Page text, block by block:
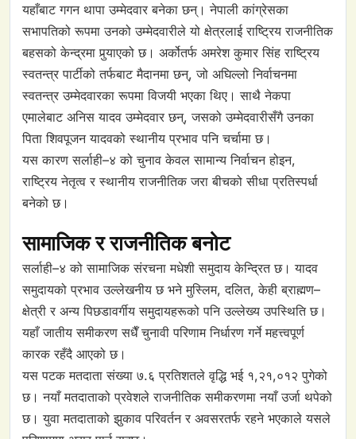
यहाँबाट गगन थापा उम्मेदवार बनेका छन्। नेपाली कांग्रेसका
सभापतिको रूपमा उनको उम्मेदवारीले यो क्षेत्रलाई राष्ट्रिय राजनीतिक
बहसको केन्द्रमा पुर्‍याएको छ। अर्कोतर्फ अमरेश कुमार सिंह राष्ट्रिय
स्वतन्त्र पार्टीको तर्फबाट मैदानमा छन्, जो अघिल्लो निर्वाचनमा
स्वतन्त्र उम्मेदवारका रूपमा विजयी भएका थिए। साथै नेकपा
एमालेबाट अनिस यादव उम्मेदवार छन्, जसको उम्मेदवारीसँगै उनका
पिता शिवपूजन यादवको स्थानीय प्रभाव पनि चर्चामा छ।
यस कारण सर्लाही–४ को चुनाव केवल सामान्य निर्वाचन होइन,
राष्ट्रिय नेतृत्व र स्थानीय राजनीतिक जरा बीचको सीधा प्रतिस्पर्धा
बनेको छ।
सामाजिक र राजनीतिक बनोट
सर्लाही–४ को सामाजिक संरचना मधेशी समुदाय केन्द्रित छ। यादव
समुदायको प्रभाव उल्लेखनीय छ भने मुस्लिम, दलित, केही ब्राह्मण–
क्षेत्री र अन्य पिछडावर्गीय समुदायहरूको पनि उल्लेख्य उपस्थिति छ।
यहाँ जातीय समीकरण सधैँ चुनावी परिणाम निर्धारण गर्ने महत्त्वपूर्ण
कारक रहँदै आएको छ।
यस पटक मतदाता संख्या ७.६ प्रतिशतले वृद्धि भई १,२१,०१२ पुगेको
छ। नयाँ मतदाताको प्रवेशले राजनीतिक समीकरणमा नयाँ उर्जा थपेको
छ। युवा मतदाताको झुकाव परिवर्तन र अवसरतर्फ रहने भएकाले यसले